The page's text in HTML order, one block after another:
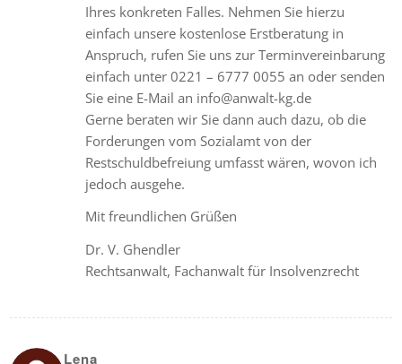
Ihres konkreten Falles. Nehmen Sie hierzu
einfach unsere kostenlose Erstberatung in
Anspruch, rufen Sie uns zur Terminvereinbarung
einfach unter 0221 – 6777 0055 an oder senden
Sie eine E-Mail an info@anwalt-kg.de
Gerne beraten wir Sie dann auch dazu, ob die
Forderungen vom Sozialamt von der
Restschuldbefreiung umfasst wären, wovon ich
jedoch ausgehe.
Mit freundlichen Grüßen
Dr. V. Ghendler
Rechtsanwalt, Fachanwalt für Insolvenzrecht
Lena